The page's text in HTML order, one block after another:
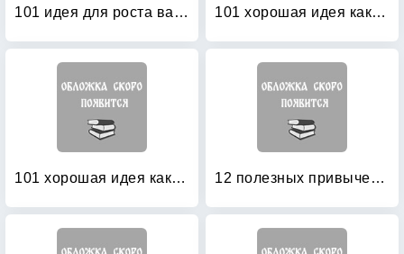
101 идея для роста вашего бизнеса: Результаты новейших исследований эффективности людей и организаций 101 хорошая идея как создать совершенный бизнес: В 2-х частях. Часть 1
101 хорошая идея как создать совершенный бизнес: В 2-х частях. Часть 2 12 полезных привычек духовно ориентированных людей: Простые методы преображения вашей жизни